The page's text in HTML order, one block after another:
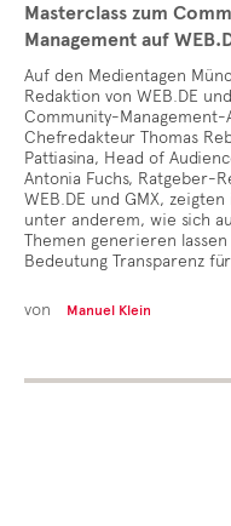
Masterclass zum
Management auf
Auf den Medientagen
Redaktion von WEB.DE
Community-Management-
Chefredakteur Thomas
Pattiasina, Head of
Antonia Fuchs, Ratgeber-
WEB.DE und GMX,
unter anderem, wie sich
Themen generieren
Bedeutung Transparenz
von Manuel Klein